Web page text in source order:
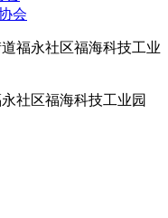
会
福永社区福海科技工业
社区福海科技工业园